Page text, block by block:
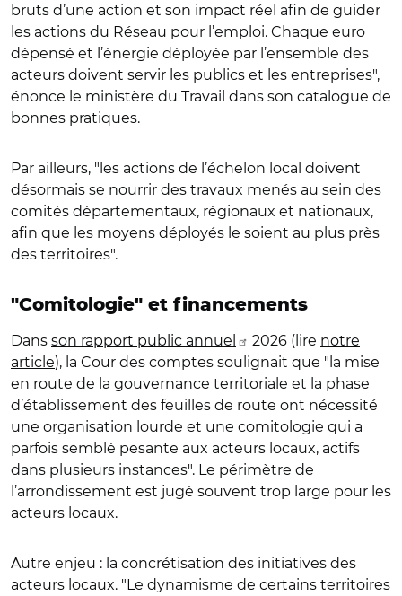
bruts d’une action et son impact réel afin de guider
les actions du Réseau pour l’emploi. Chaque euro
dépensé et l’énergie déployée par l’ensemble des
acteurs doivent servir les publics et les entreprises",
énonce le ministère du Travail dans son catalogue de
bonnes pratiques.
Par ailleurs, "les actions de l’échelon local doivent
désormais se nourrir des travaux menés au sein des
comités départementaux, régionaux et nationaux,
afin que les moyens déployés le soient au plus près
des territoires".
"Comitologie" et financements
Dans son rapport public annuel 2026 (lire notre
article), la Cour des comptes soulignait que "la mise
en route de la gouvernance territoriale et la phase
d’établissement des feuilles de route ont nécessité
une organisation lourde et une comitologie qui a
parfois semblé pesante aux acteurs locaux, actifs
dans plusieurs instances". Le périmètre de
l’arrondissement est jugé souvent trop large pour les
acteurs locaux.
Autre enjeu : la concrétisation des initiatives des
acteurs locaux. "Le dynamisme de certains territoires